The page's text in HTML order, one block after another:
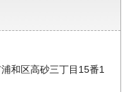
和区高砂三丁目15番1